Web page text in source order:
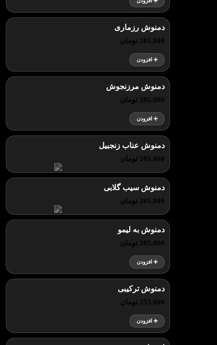
دمنوش رزماری
205,000 تومان
➕ افزودن
دمنوش مرزنجوش
205,000 تومان
➕ افزودن
دمنوش عناب زنجبیل
205,000 تومان
دمنوش سیب گلابی
205,000 تومان
دمنوش به لیمو
205,000 تومان
➕ افزودن
دمنوش ترکیبی
255,000 تومان
➕ افزودن